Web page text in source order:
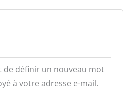
de définir un nouveau mot
à votre adresse e-mail.